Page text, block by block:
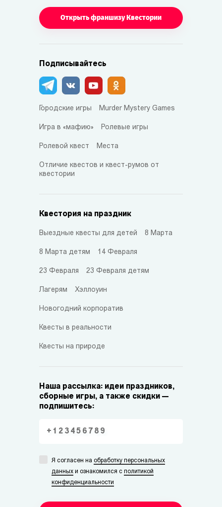
Открыть франшизу Квестории
Подписывайтесь
Городские игры Murder Mystery Games
Игра в «мафию» Ролевые игры
Ролевой квест Места
Отличие квестов и квест-румов от
квестории
Квестория на праздник
Выездные квесты для детей 8 Марта
8 Марта детям 14 Февраля
23 Февраля 23 Февраля детям
Лагерям Хэллоуин
Новогодний корпоратив
Квесты в реальности
Квесты на природе
Наша рассылка: идеи праздников,
сборные игры, а также скидки —
подпишитесь:
Я согласен на обработку персональных
данных и ознакомился с политикой
конфиденциальности